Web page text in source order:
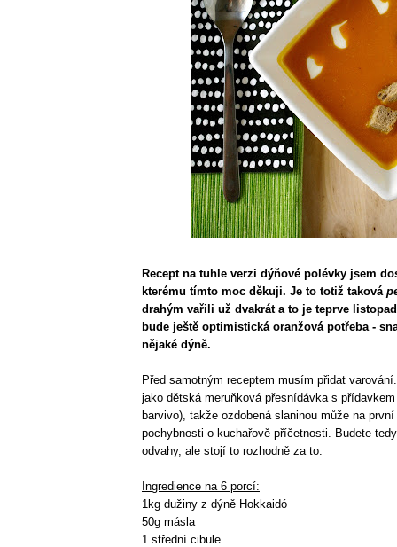
Recept na tuhle verzi dýňové polévky jsem
kterému tímto moc děkuji. Je to totiž taková
drahým vařili už dvakrát a to je teprve
bude ještě optimistická oranžová potřeba -
nějaké dýně.
Před samotným receptem musím přidat
jako dětská meruňková přesnídávka s
barvivo), takže ozdobená slaninou může na
pochybnosti o kuchařově příčetnosti. Budete
odvahy, ale stojí to rozhodně za to.
Ingredience na 6 porcí:
1kg dužiny z dýně Hokkaidó
50g másla
1 střední cibule